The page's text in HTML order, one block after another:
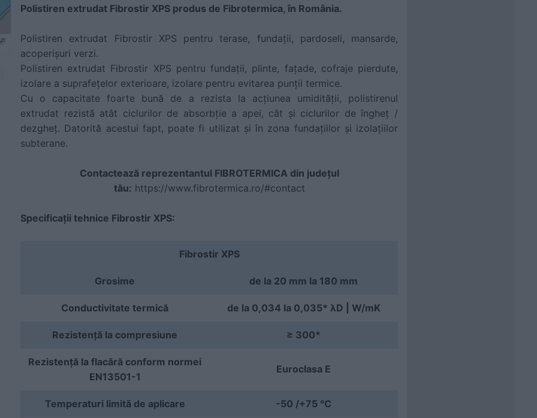
Polistiren extrudat Fibrostir XPS produs de Fibrotermica, în România.
Polistiren extrudat Fibrostir XPS pentru terase, fundații, pardoseli, mansarde,
acoperișuri verzi.
Polistiren extrudat Fibrostir XPS pentru fundații, plinte, fațade, cofraje pierdute,
izolare a suprafețelor exterioare, izolare pentru evitarea punții termice.
Cu o capacitate foarte bună de a rezista la acțiunea umidității, polistirenul
extrudat rezistă atât ciclurilor de absorbție a apei, cât și ciclurilor de îngheț /
dezgheț. Datorită acestui fapt, poate fi utilizat și în zona fundațiilor și izolațiilor
subterane.
Contactează reprezentantul FIBROTERMICA din judeţul
tău: https://www.fibrotermica.ro/#contact
Specificații tehnice Fibrostir XPS:
Fibrostir XPS
Grosime de la 20 mm la 180 mm
Conductivitate termică de la 0,034 la 0,035* λD | W/mK
Rezistență la compresiune ≥ 300*
Rezistență la flacără conform normei
EN13501-1
Euroclasa E
Temperaturi limită de aplicare
-50 /+75 °C